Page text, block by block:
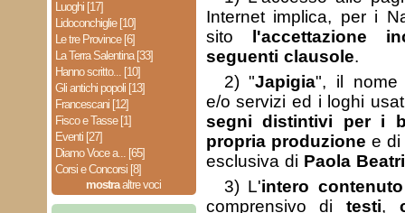
Luoghi [17]
Lidoconchiglie [10]
Le tre Province [6]
La Terra Salentina [33]
Hanno scritto... [10]
Gli antichi popoli [13]
Francescani [12]
Fisco e Tasse [1]
Eventi [27]
Diamo Voce a... [65]
Corsi e Concorsi [8]
mostraaltre voci
Internet implica, per i
sito
l'accettazione
seguenti clausole.
2) "Japigia", il nome
e/o servizi ed i loghi
segni distintivi per i
propria produzione e di
esclusiva di Paola
3) L'intero
comprensivo ditesti,